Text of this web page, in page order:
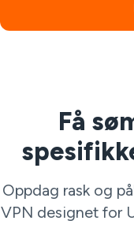
Få
Oppdag rask og
VPN designet for